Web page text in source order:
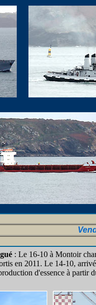
: Le 16-10 à Montoir
en 2011. Le 14-10,
d'essence à partir